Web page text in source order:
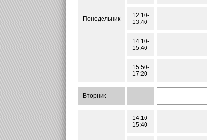
Понедельник
12:10-
13:40
14:10-
15:40
15:50-
17:20
Вторник
14:10-
15:40